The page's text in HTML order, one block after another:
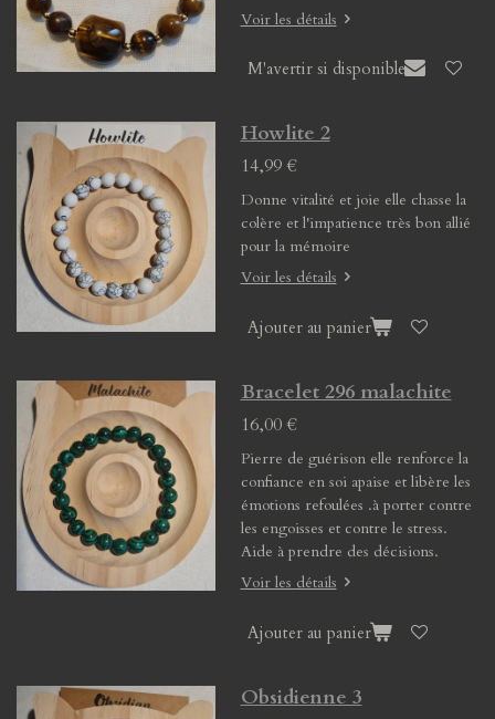
Voir les détails
M'avertir si disponible
Howlite 2
14,99 €
Donne vitalité et joie elle chasse la
colère et l'impatience très bon allié
pour la mémoire
Voir les détails
Ajouter au panier
Bracelet 296 malachite
16,00 €
Pierre de guérison elle renforce la
confiance en soi apaise et libère les
émotions refoulées .à porter contre
les engoisses et contre le stress.
Aide à prendre des décisions.
Voir les détails
Ajouter au panier
Obsidienne 3